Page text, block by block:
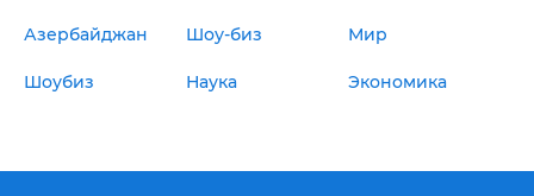
Азербайджан Шоу-биз Мир
Шоубиз Наука Экономика